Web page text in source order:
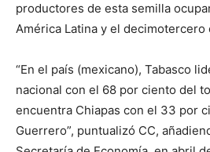
productores de esta semilla
América Latina y el decimotercero
“En el país (mexicano), Tabasco
nacional con el 68 por ciento del
encuentra Chiapas con el 33 por
Guerrero”, puntualizó CC,